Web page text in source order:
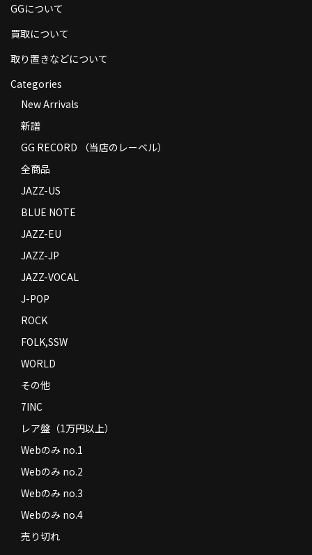
コンディション
Privacy Policy
特定商取引法に基づく表示
Contact
GGについて
買取について
取り置きなどについて
Categories
New Arrivals
新譜
GG RECORD （当店のレーベル）
全商品
JAZZ-US
BLUE NOTE
JAZZ-EU
JAZZ-JP
JAZZ-VOCAL
J-POP
ROCK
FOLK,SSW
WORLD
その他
7INC
レア盤（1万円以上）
Webのみ no.1
Webのみ no.2
Webのみ no.3
Webのみ no.4
売り切れ